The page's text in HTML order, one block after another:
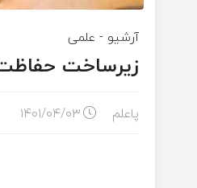
آرشیو - علمی
زیرساخت
پاعلم ۱۴۰۱/۰۴/۰۳